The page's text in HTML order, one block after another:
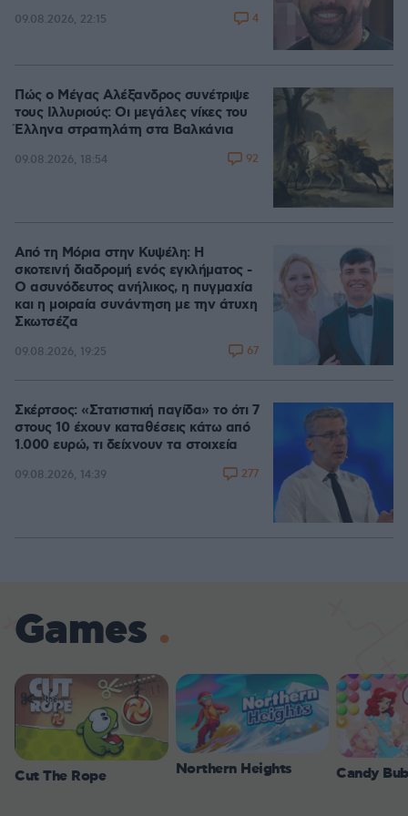
09.08.2026, 22:15 4
Πώς ο Μέγας Αλέξανδρος συνέτριψε
τους Ιλλυριούς: Οι μεγάλες νίκες του
Έλληνα στρατηλάτη στα Βαλκάνια
09.08.2026, 18:54 92
Από τη Μόρια στην Κυψέλη: Η
σκοτεινή διαδρομή ενός εγκλήματος -
Ο ασυνόδευτος ανήλικος, η πυγμαχία
και η μοιραία συνάντηση με την άτυχη
Σκωτσέζα
09.08.2026, 19:25 67
Σκέρτσος: «Στατιστική παγίδα» το ότι 7
στους 10 έχουν καταθέσεις κάτω από
1.000 ευρώ, τι δείχνουν τα στοιχεία
09.08.2026, 14:39 277
Games
Cut The Rope Northern Heights Candy